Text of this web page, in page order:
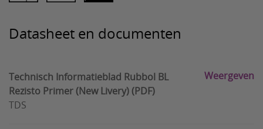
Datasheet en documenten
Technisch Informatieblad Rubbol BL
Rezisto Primer (New Livery) (PDF)
TDS
Weergeven